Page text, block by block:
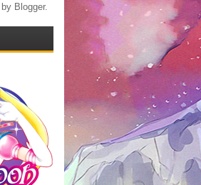
by Blogger.